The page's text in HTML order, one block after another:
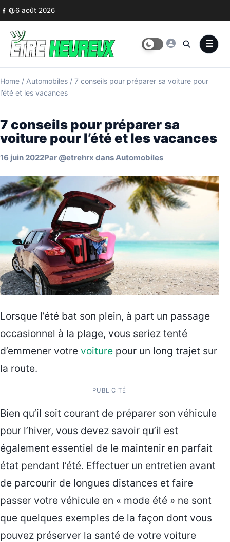
Skip to content
6 août 2026
Home / Automobiles / 7 conseils pour préparer sa voiture pour
l’été et les vacances
7 conseils pour préparer sa
voiture pour l’été et les vacances
16 juin 2022Par @etrehrx dansAutomobiles
Lorsque l’été bat son plein, à part un passage
occasionnel à la plage, vous seriez tenté
d’emmener votre voiture pour un long trajet sur
la route.
PUBLICITÉ
Bien qu’il soit courant de préparer son véhicule
pour l’hiver, vous devez savoir qu’il est
également essentiel de le maintenir en parfait
état pendant l’été. Effectuer un entretien avant
de parcourir de longues distances et faire
passer votre véhicule en « mode été » ne sont
que quelques exemples de la façon dont vous
pouvez préserver la santé de votre voiture